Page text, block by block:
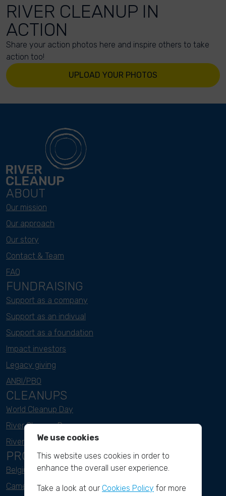
RIVER CLEANUP IN
ACTION
Share your action photos here and inspire others to take
action too!
UPLOAD YOUR PHOTOS
ABOUT
Our mission
Our approach
Our story
Contact & Team
FAQ
FUNDRAISING
Support as a company
Support as an indivual
Support as a foundation
Impact investors
Legacy giving
ANBI/PBO
CLEANUPS
World Cleanup Day
River Cleanup Days
River Cleanup Challenge
PROJECTS
Belgium
Cameroon
We use cookies
This website uses cookies in order to
enhance the overall user experience.
Take a look at our Cookies Policy for more